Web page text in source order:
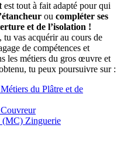
est tout à fait adapté pour qui
ou compléter ses
et de l’isolation !
vas acquérir au cours de
de compétences et
les métiers du gros œuvre et
tu peux poursuivre sur :
du Plâtre et de
(MC) Zinguerie